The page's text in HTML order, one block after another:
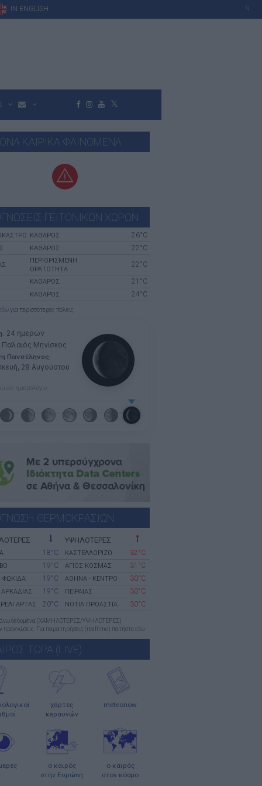
IN ENGLISH N
ΚΑΙΡΙΚΑ ΦΑΙΝΟΜΕΝΑ
ΓΕΙΤΟΝΙΚΩΝ ΧΩΡΩΝ
ΚΑΘΑΡΟΣ 26°C
ΚΑΘΑΡΟΣ 22°C
ΠΕΡΙΟΡΙΣΜΕΝΗ
ΟΡΑΤΟΤΗΤΑ
22°C
ΚΑΘΑΡΟΣ 21°C
ΚΑΘΑΡΟΣ 24°C
για περισσότερες πόλεις
24 ημερών
Παλαιός Μηνίσκος
Πανσέληνος:
28 Αυγούστου
ημερολόγιο
ΘΕΡΜΟΚΡΑΣΙΩΝ
18°C
19°C
ΦΩΚΙΔΑ 19°C
ΑΡΚΑΔΙΑΣ 19°C
ΑΡΤΑΣ 20°C
ΥΨΗΛΟΤΕΡΕΣ
ΚΑΣΤΕΛΛΟΡΙΖΟ 32°C
ΑΓΙΟΣ ΚΟΣΜΑΣ 31°C
ΑΘΗΝΑ - ΚΕΝΤΡΟ 30°C
ΠΕΙΡΑΙΑΣ 30°C
ΝΟΤΙΑ ΠΡΟΑΣΤΙΑ 30°C
δεδομένα (ΧΑΜΗΛΟΤΕΡΕΣ/ΥΨΗΛΟΤΕΡΕΣ)
προγνώσεις. Για παρατηρήσεις (realtime) πατήστε εδώ
ΤΩΡΑ (LIVE)
χάρτες
κεραυνών
meteonow
ο καιρός
στην Ευρώπη
ο καιρός
στον κόσμο